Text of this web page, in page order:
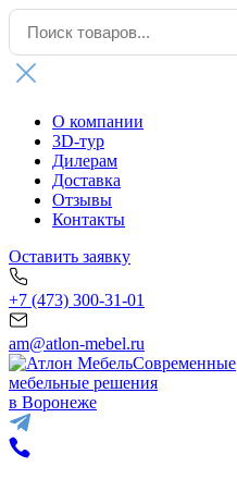
О компании
3D-тур
Дилерам
Доставка
Отзывы
Контакты
Оставить заявку
+7 (473) 300-31-01
am@atlon-mebel.ru
Современные
мебельные решения
в Воронеже